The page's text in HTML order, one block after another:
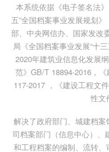
本系统依据《电子签名法
五”全国档案事业发展规划
部、中央网信办、国家发改
局《全国档案事业发展“十
2020年建筑业信息化发展
范》GB/T 18894-2016，
117-2017 ，《建设工程文
性文
解决了政府部门、城建档
司档案部门（信息中心）、
和工程档案的编制、流转、